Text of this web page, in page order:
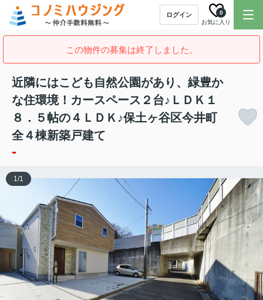
ログイン
お気に入り
0
この物件の募集は終了しました。
近隣にはこども自然公園があり、緑豊か
な住環境！カースペース２台♪ＬＤＫ１
８．５帖の４ＬＤＫ♪保土ヶ谷区今井町
全４棟新築戸建て
-
1/1